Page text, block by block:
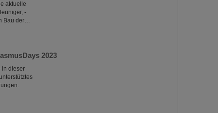
aktuelle
-
Bau der…
2023
in dieser